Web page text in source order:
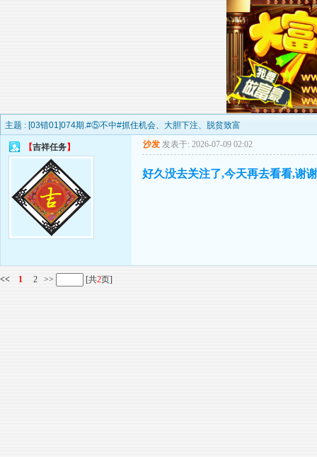
主题 : [03错01]074期.#⑤不中#抓住机会、大胆下注、脱贫致富
【吉祥任务】 沙发 发表于: 2026-07-09 02:02
好久没去关注了,今天再去看看,谢
<< 1 2 >> [共2页]